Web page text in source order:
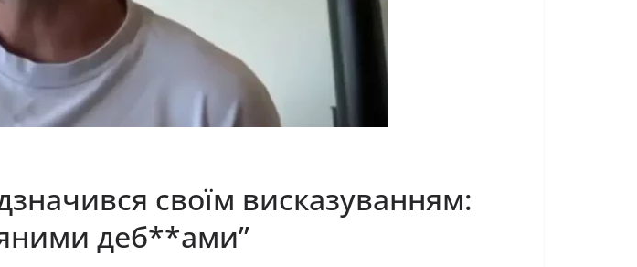
своїм висказуванням:
деб**ами”